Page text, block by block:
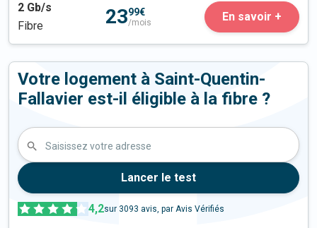
2 Gb/s
Fibre
2399€
/mois En savoir +
Votre logement à Saint-Quentin-
Fallavier est-il éligible à la fibre ?
Saisissez votre adresse
Lancer le test
4,2sur 3093 avis, par Avis Vérifiés